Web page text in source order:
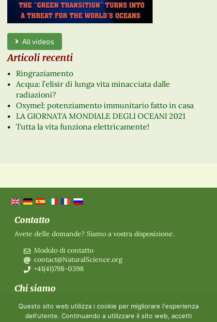
All videos
Articoli recenti
Ringraziamento
Acqua: l’elisir di lunga vita minacciata dalle
radiazioni?
Oxymel: potenziamento immunitario fatto in casa
LA GIORNATA MONDIALE DEGLI OCEANI 2021
Tutta la vita funziona elettricamente!
Contatto
Avete delle domande? Siamo a vostra disposizione.
Modulo di contatto
contact@NaturalScience.org
+41(41)798-0398
Chi siamo
Organizzazione
Adesione
Questo sito web utilizza i cookie per migliorare l'esperienza
dell'utente. Continuando a utilizzare il sito web, accetti